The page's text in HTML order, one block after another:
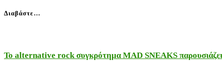
Διαβάστε…
Το alternative rock συγκρότημα MAD SNEAKS